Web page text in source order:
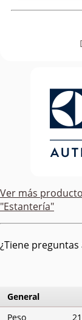
Ver más
"Estantería"
¿Tiene
General
Peso